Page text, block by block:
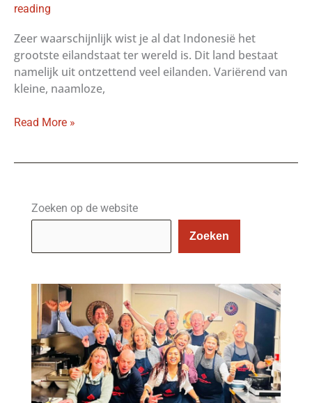
reading
Zeer waarschijnlijk wist je al dat Indonesië het
grootste eilandstaat ter wereld is. Dit land bestaat
namelijk uit ontzettend veel eilanden. Variërend van
kleine, naamloze,
Read More »
Zoeken op de website
Zoeken